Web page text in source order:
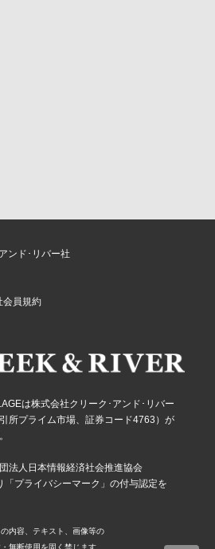
ンド･リバー社
会員規約
は株式会社クリーク･アンド･リバー
所プライム市場、証券コード4763）が
法人日本情報経済社会推進協会
「プライバシーマーク」の付与認定を
内容、テキスト、画像等の